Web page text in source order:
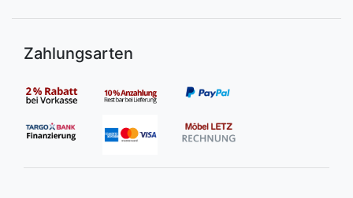
Zahlungsarten